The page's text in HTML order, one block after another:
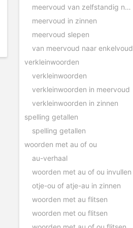
meervoud van zelfstandig naamwoorden
meervoud in zinnen
meervoud slepen
van meervoud naar enkelvoud
verkleinwoorden
verkleinwoorden
verkleinwoorden in meervoud
verkleinwoorden in zinnen
spelling getallen
spelling getallen
woorden met au of ou
au-verhaal
woorden met au of ou invullen
otje-ou of atje-au in zinnen
woorden met au flitsen
woorden met ou flitsen